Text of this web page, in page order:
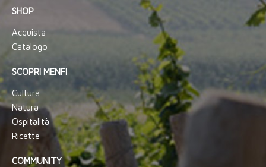
SHOP
Acquista
Catalogo
SCOPRI MENFI
Cultura
Natura
Ospitalità
Ricette
COMMUNITY